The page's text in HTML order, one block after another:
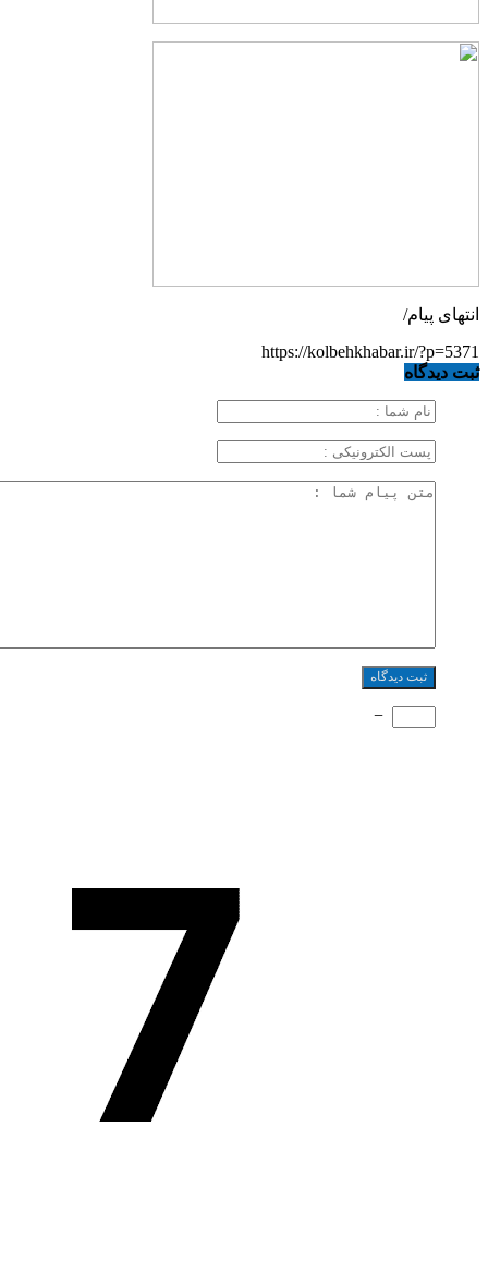
انتهای پیام/
https://kolbehkhabar.ir/?p=5371
ثبت دیدگاه
−